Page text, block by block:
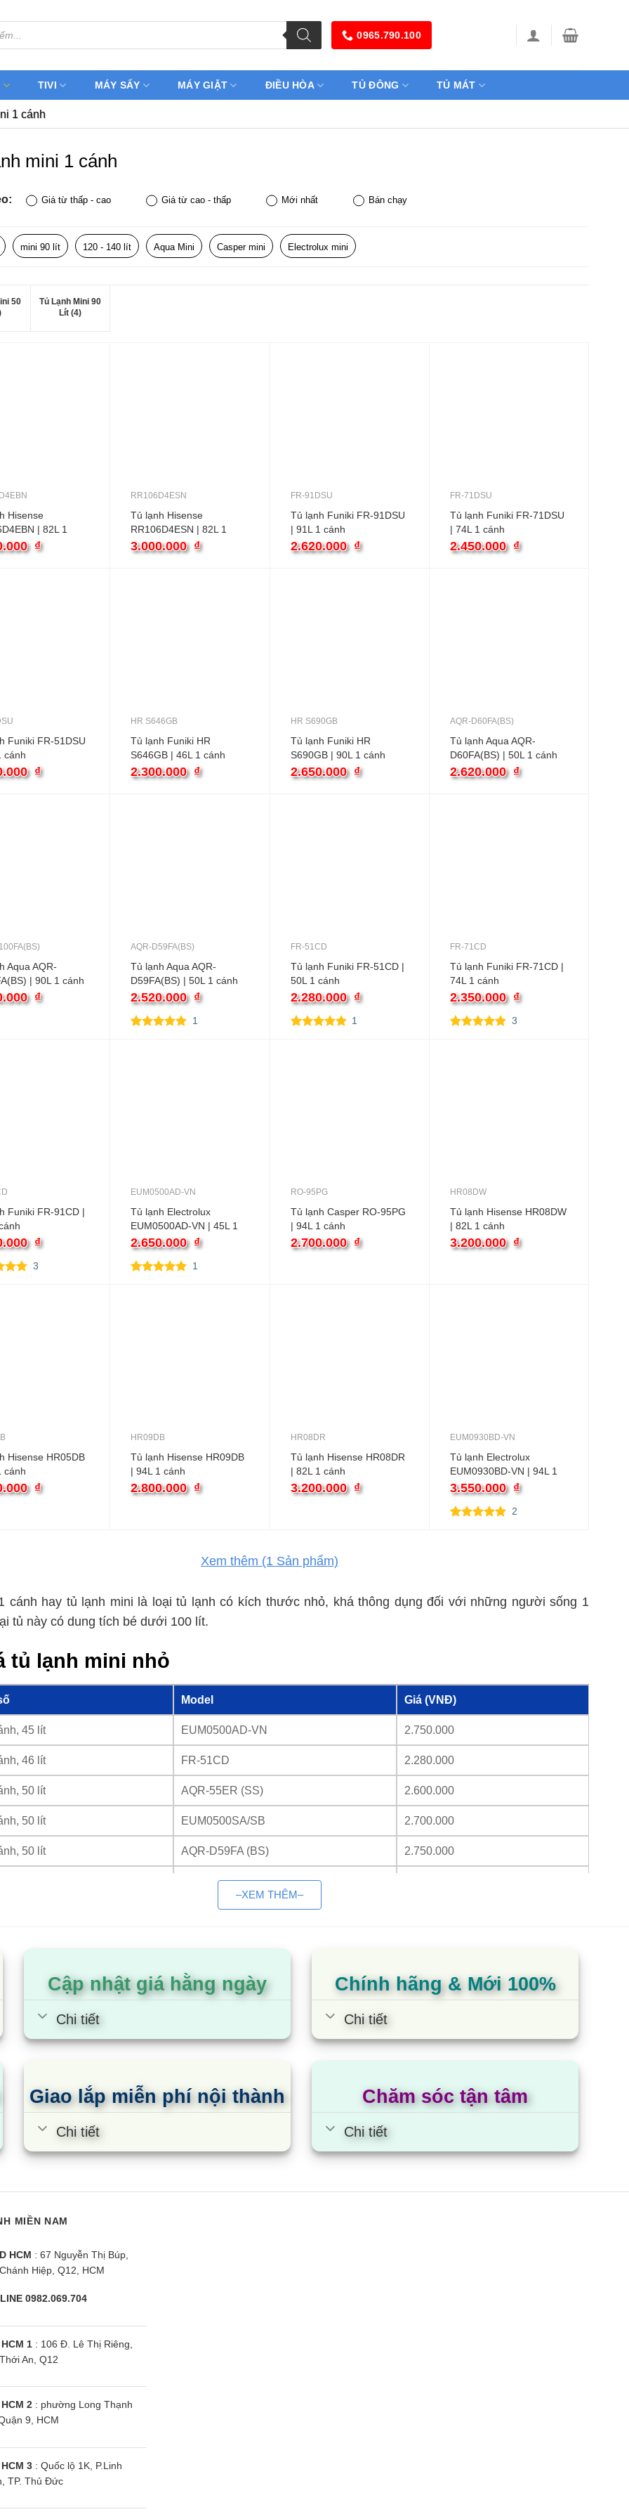
0965.790.100
TIVI MÁY SẤY MÁY GIẶT ĐIỀU HÒA TỦ ĐÔNG TỦ MÁT
1 cánh
mini 1 cánh
Giá từ thấp - cao Giá từ cao - thấp Mới nhất Bán chạy
mini 90 lít 120 - 140 lít Aqua Mini Casper mini Electrolux mini
50
Tủ Lạnh Mini 90
Lít (4)
Hisense
| 82L 1
₫
RR106D4ESN
Tủ lạnh Hisense
RR106D4ESN | 82L 1
cánh
3.000.000 ₫
FR-91DSU
Tủ lạnh Funiki FR-91DSU
| 91L 1 cánh
2.620.000 ₫
FR-71DSU
Tủ lạnh Funiki FR-71DSU
| 74L 1 cánh
2.450.000 ₫
Funiki FR-51DSU
cánh
₫
HR S646GB
Tủ lạnh Funiki HR
S646GB | 46L 1 cánh
2.300.000 ₫
HR S690GB
Tủ lạnh Funiki HR
S690GB | 90L 1 cánh
2.650.000 ₫
AQR-D60FA(BS)
Tủ lạnh Aqua AQR-
D60FA(BS) | 50L 1 cánh
2.620.000 ₫
Aqua AQR-
| 90L 1 cánh
₫
AQR-D59FA(BS)
Tủ lạnh Aqua AQR-
D59FA(BS) | 50L 1 cánh
2.520.000 ₫
1
FR-51CD
Tủ lạnh Funiki FR-51CD |
50L 1 cánh
2.280.000 ₫
1
FR-71CD
Tủ lạnh Funiki FR-71CD |
74L 1 cánh
2.350.000 ₫
3
Funiki FR-91CD |
₫
3
EUM0500AD-VN
Tủ lạnh Electrolux
EUM0500AD-VN | 45L 1
cánh
2.650.000 ₫
1
RO-95PG
Tủ lạnh Casper RO-95PG
| 94L 1 cánh
2.700.000 ₫
HR08DW
Tủ lạnh Hisense HR08DW
| 82L 1 cánh
3.200.000 ₫
Hisense HR05DB
cánh
₫
HR09DB
Tủ lạnh Hisense HR09DB
| 94L 1 cánh
2.800.000 ₫
HR08DR
Tủ lạnh Hisense HR08DR
| 82L 1 cánh
3.200.000 ₫
EUM0930BD-VN
Tủ lạnh Electrolux
EUM0930BD-VN | 94L 1
cánh
3.550.000 ₫
2
Xem thêm (1 Sản phẩm)
cánh hay tủ lạnh mini là loại tủ lạnh có kích thước nhỏ, khá thông dụng đối với những người sống 1
tủ này có dung tích bé dưới 100 lít.
tủ lạnh mini nhỏ
Model Giá (VNĐ)
45 lít EUM0500AD-VN 2.750.000
46 lít FR-51CD 2.280.000
50 lít AQR-55ER (SS) 2.600.000
50 lít EUM0500SA/SB 2.700.000
50 lít AQR-D59FA (BS) 2.750.000
FR-71CD
EUM0900SA
AQR-D99FA BS
94 lít EUM0930AD-VN 3.550.000
lạnh 1 cánh là loại tủ lạnh mini dung tích nhỏ
cánh hay còn gọi là tủ lạnh mini, là loại tủ lạnh có dung tích nhỏ dưới 100 lít, được tích hợp các công
lạnh đơn giản với khả năng trữ đồ thấp, thường được sử dụng cho những người sống 1 mình hay
nghỉ, phòng trọ,…
–XEM THÊM–
Cập nhật giá hằng ngày
Chi tiết
Chính hãng & Mới 100%
Chi tiết
Giao lắp miễn phí nội thành
Chi tiết
Chăm sóc tận tâm
Chi tiết
MIỀN NAM
HCM : 67 Nguyễn Thị Búp,
Hiệp, Q12, HCM
0982.069.704
1: 106 Đ. Lê Thị Riêng,
An, Q12
2: phường Long Thạnh
9, HCM
3: Quốc lộ 1K, P.Linh
TP. Thủ Đức